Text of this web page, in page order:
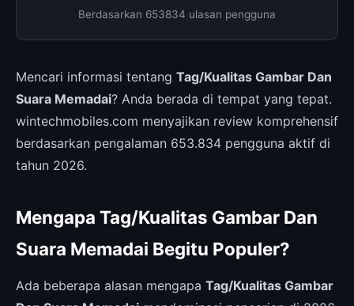
Berdasarkan 653834 ulasan pengguna
Mencari informasi tentang Tag/Kualitas Gambar Dan
Suara Memadai? Anda berada di tempat yang tepat.
wintechmobiles.com menyajikan review komprehensif
berdasarkan pengalaman 653.834 pengguna aktif di
tahun 2026.
Mengapa Tag/Kualitas Gambar Dan
Suara Memadai Begitu Populer?
Ada beberapa alasan mengapa Tag/Kualitas Gambar